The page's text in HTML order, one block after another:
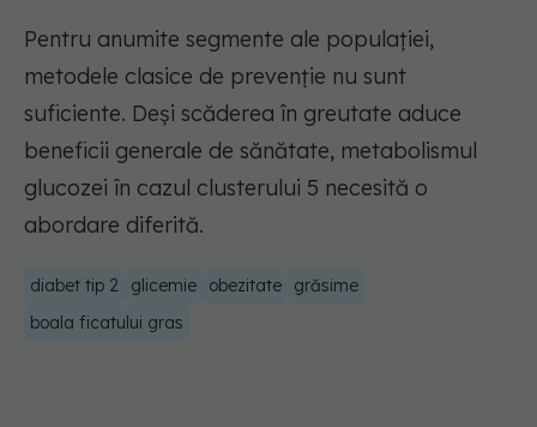
Pentru anumite segmente ale populației,
metodele clasice de prevenție nu sunt
suficiente. Deși scăderea în greutate aduce
beneficii generale de sănătate, metabolismul
glucozei în cazul clusterului 5 necesită o
abordare diferită.
diabet tip 2 glicemie obezitate
grăsime
boala ficatului gras